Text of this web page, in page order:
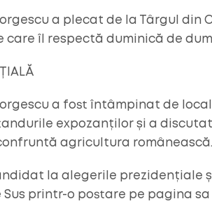
a plecat de la Târgul din
care îl respectă duminică de
a fost întâmpinat de
expozanților și a
agricultura românească.
la alegerile prezidențiale
Sus printr-o postare pe pagina sa